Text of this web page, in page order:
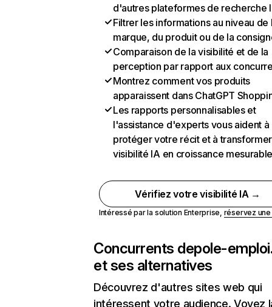
d'autres plateformes de recherche
Filtrer les informations au niveau de
marque, du produit ou de la
Comparaison de la visibilité et de la
perception par rapport aux
Montrez comment vos produits
apparaissent dans ChatGPT
Les rapports personnalisables et
l'assistance d'experts vous aident à
protéger votre récit et à
visibilité IA en croissance
Vérifiez votre visibilité IA →
Intéressé par la solution Enterprise, réservez
Concurrents depole-
et ses alternatives
Découvrez d'autres sites web qui
intéressent votre audience. Voyez